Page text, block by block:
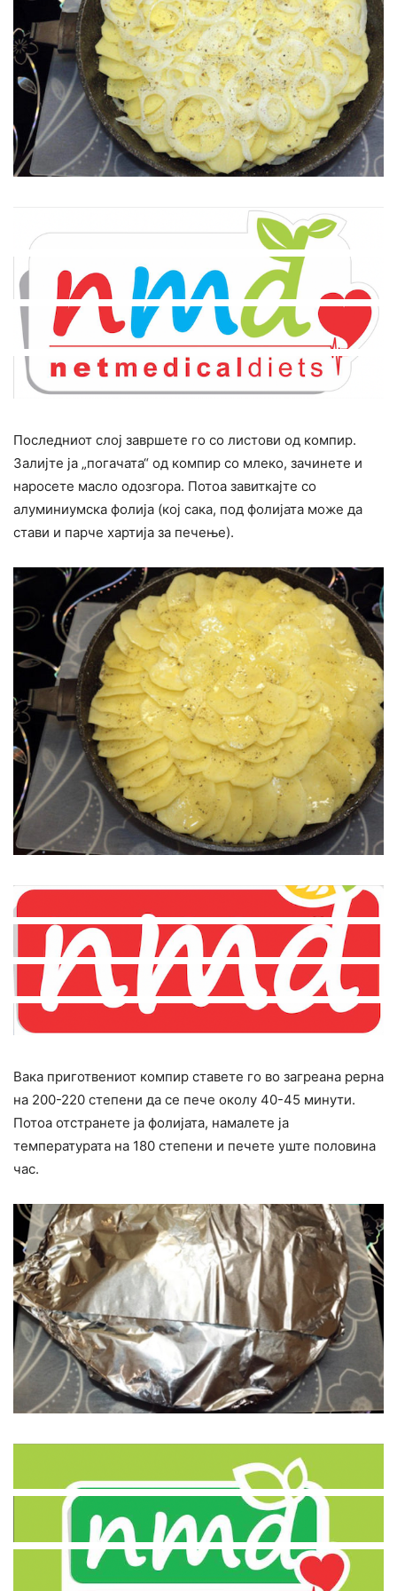
Последниот слој завршете го со листови од компир.
Залијте ја „погачата“ од компир со млеко, зачинете и
наросете масло одозгора. Потоа завиткајте со
алуминиумска фолија (кој сака, под фолијата може да
стави и парче хартија за печење).
Вака приготвениот компир ставете го во загреана рерна
на 200-220 степени да се пече околу 40-45 минути.
Потоа отстранете ја фолијата, намалете ја
температурата на 180 степени и печете уште половина
час.